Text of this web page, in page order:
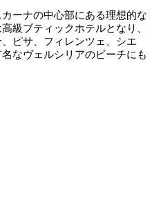
ーナの中心部にある理想的な
級ブティックホテルとなり、
ピサ、フィレンツェ、シエ
なヴェルシリアのビーチにも